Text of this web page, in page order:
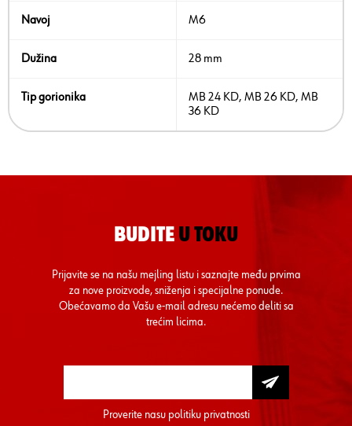
Navoj M6
Dužina 28 mm
Tip gorionika
MB 24 KD, MB 26 KD, MB
36 KD
BUDITE U TOKU
Prijavite se na našu mejling listu i saznajte među prvima
za nove proizvode, sniženja i specijalne ponude.
Obećavamo da Vašu e-mail adresu nećemo deliti sa
trećim licima.
Proverite nasu politiku privatnosti